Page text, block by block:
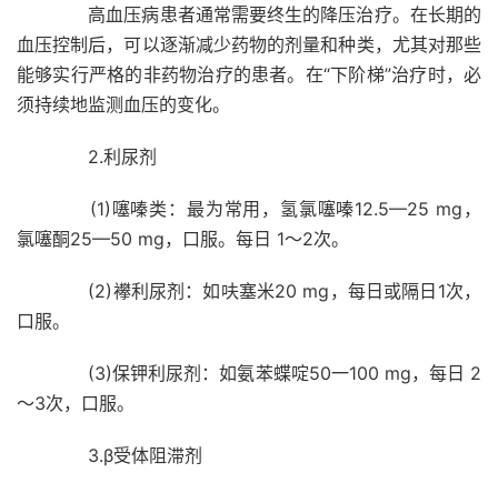
高血压病患者通常需要终生的降压治疗。在长期的
血压控制后，可以逐渐减少药物的剂量和种类，尤其对那些
能够实行严格的非药物治疗的患者。在“下阶梯”治疗时，必
须持续地监测血压的变化。
2.利尿剂
(1)噻嗪类：最为常用，氢氯噻嗪12.5—25 mg，
氯噻酮25—50 mg，口服。每日 1～2次。
(2)襻利尿剂：如呋塞米20 mg，每日或隔日1次，
口服。
(3)保钾利尿剂：如氨苯蝶啶50一100 mg，每日 2
～3次，口服。
3.β受体阻滞剂